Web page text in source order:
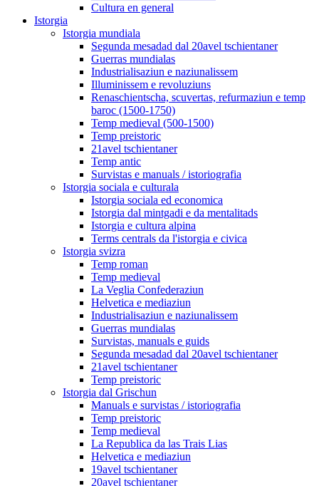
Cultura en general
Istorgia
Istorgia mundiala
Segunda mesadad dal 20avel tschientaner
Guerras mundialas
Industrialisaziun e naziunalissem
Illuminissem e revoluziuns
Renaschientscha, scuvertas, refurmaziun e temp
baroc (1500-1750)
Temp medieval (500-1500)
Temp preistoric
21avel tschientaner
Temp antic
Survistas e manuals / istoriografia
Istorgia sociala e culturala
Istorgia sociala ed economica
Istorgia dal mintgadi e da mentalitads
Istorgia e cultura alpina
Terms centrals da l'istorgia e civica
Istorgia svizra
Temp roman
Temp medieval
La Veglia Confederaziun
Helvetica e mediaziun
Industrialisaziun e naziunalissem
Guerras mundialas
Survistas, manuals e guids
Segunda mesadad dal 20avel tschientaner
21avel tschientaner
Temp preistoric
Istorgia dal Grischun
Manuals e survistas / istoriografia
Temp preistoric
Temp medieval
La Republica da las Trais Lias
Helvetica e mediaziun
19avel tschientaner
20avel tschientaner